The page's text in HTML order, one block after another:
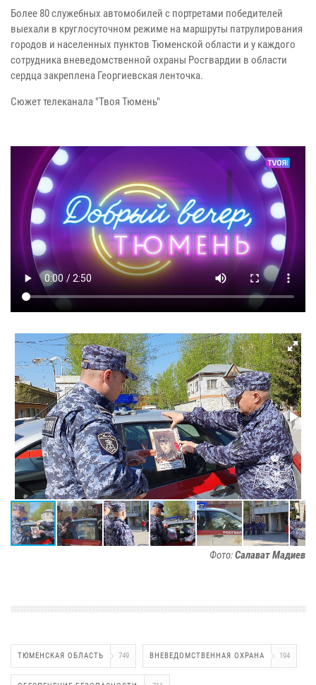
Более 80 служебных автомобилей с портретами победителей
выехали в круглосуточном режиме на маршруты патрулирования
городов и населенных пунктов Тюменской области и у каждого
сотрудника вневедомственной охраны Росгвардии в области
сердца закреплена Георгиевская ленточка.
Сюжет телеканала "Твоя Тюмень"
Фото:Салават Мадиев
ТЮМЕНСКАЯ ОБЛАСТЬ 749 ВНЕВЕДОМСТВЕННАЯ ОХРАНА 194